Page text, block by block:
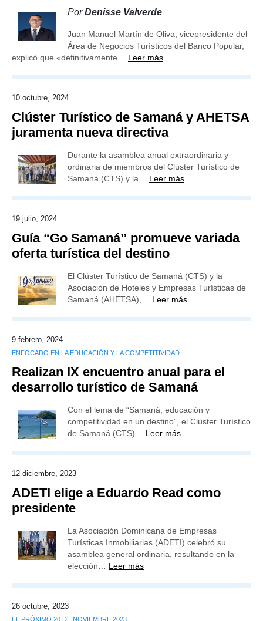
PorDenisse Valverde
Juan Manuel Martín de Oliva, vicepresidente del
Área de Negocios Turísticos del Banco Popular,
explicó que «definitivamente… Leer más
10 octubre, 2024
Clúster Turístico de Samaná y AHETSA
juramenta nueva directiva
Durante la asamblea anual extraordinaria y
ordinaria de miembros del Clúster Turístico de
Samaná (CTS) y la… Leer más
19 julio, 2024
Guía “Go Samaná” promueve variada
oferta turística del destino
El Clúster Turístico de Samaná (CTS) y la
Asociación de Hoteles y Empresas Turísticas de
Samaná (AHETSA),… Leer más
9 febrero, 2024
ENFOCADO EN LA EDUCACIÓN Y LA COMPETITIVIDAD
Realizan IX encuentro anual para el
desarrollo turístico de Samaná
Con el lema de “Samaná, educación y
competitividad en un destino”, el Clúster Turístico
de Samaná (CTS)… Leer más
12 diciembre, 2023
ADETI elige a Eduardo Read como
presidente
La Asociación Dominicana de Empresas
Turísticas Inmobiliarias (ADETI) celebró su
asamblea general ordinaria, resultando en la
elección… Leer más
26 octubre, 2023
EL PRÓXIMO 20 DE NOVIEMBRE 2023